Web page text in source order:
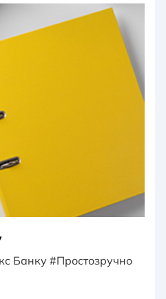
Банку #Простозручно